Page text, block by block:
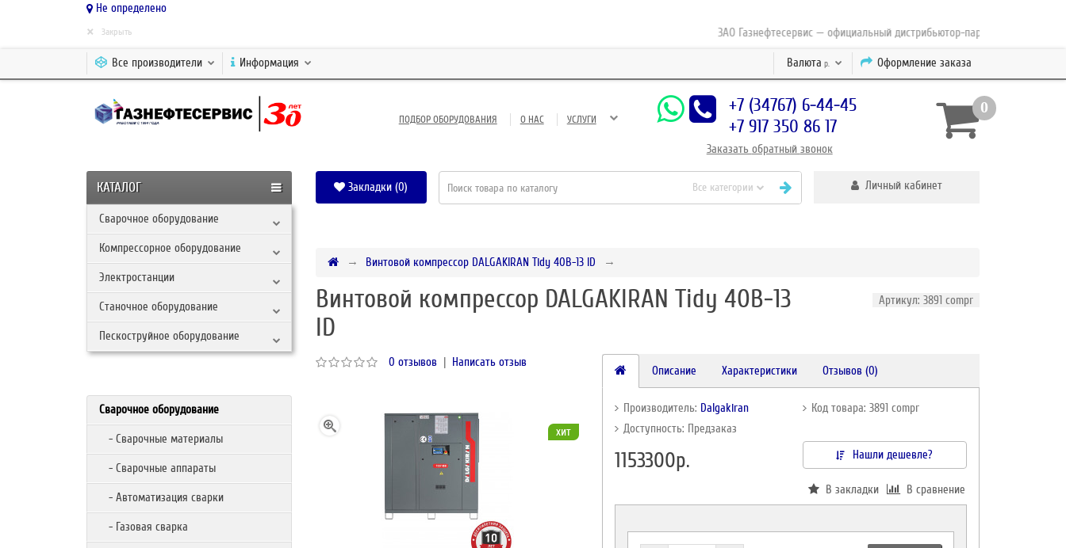
Не определено
ЗАО Газнефтесервис — официальный дистрибьютор-партнер концерна ESAB с
× Закрыть
Оформление заказа
Валюта р.
Все производители Информация
ПОДБОР ОБОРУДОВАНИЯ О НАС УСЛУГИ
+7 (34767) 6-44-45
+7 917 350 86 17
Заказать обратный звонок
0
КАТАЛОГ
Сварочное оборудование
Компрессорное оборудование
Электростанции
Станочное оборудование
Пескоструйное оборудование
Закладки (0) Все категории Личный кабинет
Сварочное оборудование
- Сварочные материалы
- Сварочные аппараты
- Автоматизация сварки
- Газовая сварка
Винтовой компрессор DALGAKIRAN Tidy 40B-13 ID
Винтовой компрессор DALGAKIRAN Tidy 40B-13
ID
Артикул: 3891 compr
0 отзывов | Написать отзыв
хит
Описание Характеристики Отзывов (0)
Производитель: Dalgakiran
Код товара: 3891 compr
Доступность: Предзаказ
1153300р. Нашли дешевле?
В закладки В сравнение